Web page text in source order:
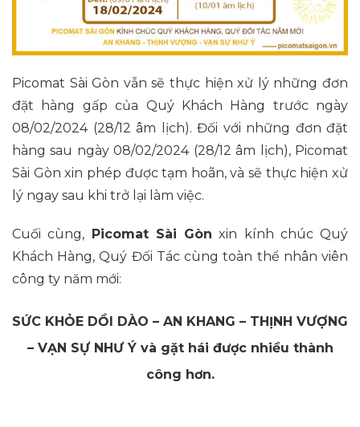
Picomat Sài Gòn vẫn sẽ thực hiện xử lý những đơn
đặt hàng gấp của Quý Khách Hàng trước ngày
08/02/2024 (28/12 âm lịch). Đối với những đơn đặt
hàng sau ngày 08/02/2024 (28/12 âm lịch), Picomat
Sài Gòn xin phép được tạm hoãn, và sẽ thực hiện xử
lý ngay sau khi trở lại làm việc.
Cuối cùng, Picomat Sài Gòn xin kính chúc Quý
Khách Hàng, Quý Đối Tác cùng toàn thể nhân viên
công ty năm mới:
SỨC KHỎE DỒI DÀO – AN KHANG – THỊNH VƯỢNG
– VẠN SỰ NHƯ Ý và gặt hái được nhiều thành
công hơn.